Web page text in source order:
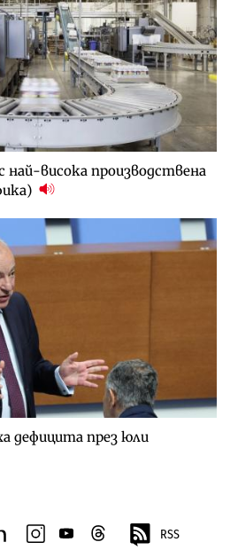
най-висока производствена
дефицита през юли
instagram
youtubethreads RSS